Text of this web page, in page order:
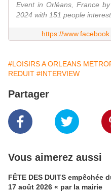
Event in Orléans, France
2024 with 151 people
https://
#LOISIRS A ORLEANS
REDUIT #INTERVIEW
Partager
Vous aimerez aussi
FÊTE DES DUITS empêchée
17 août 2026 « par la mairie